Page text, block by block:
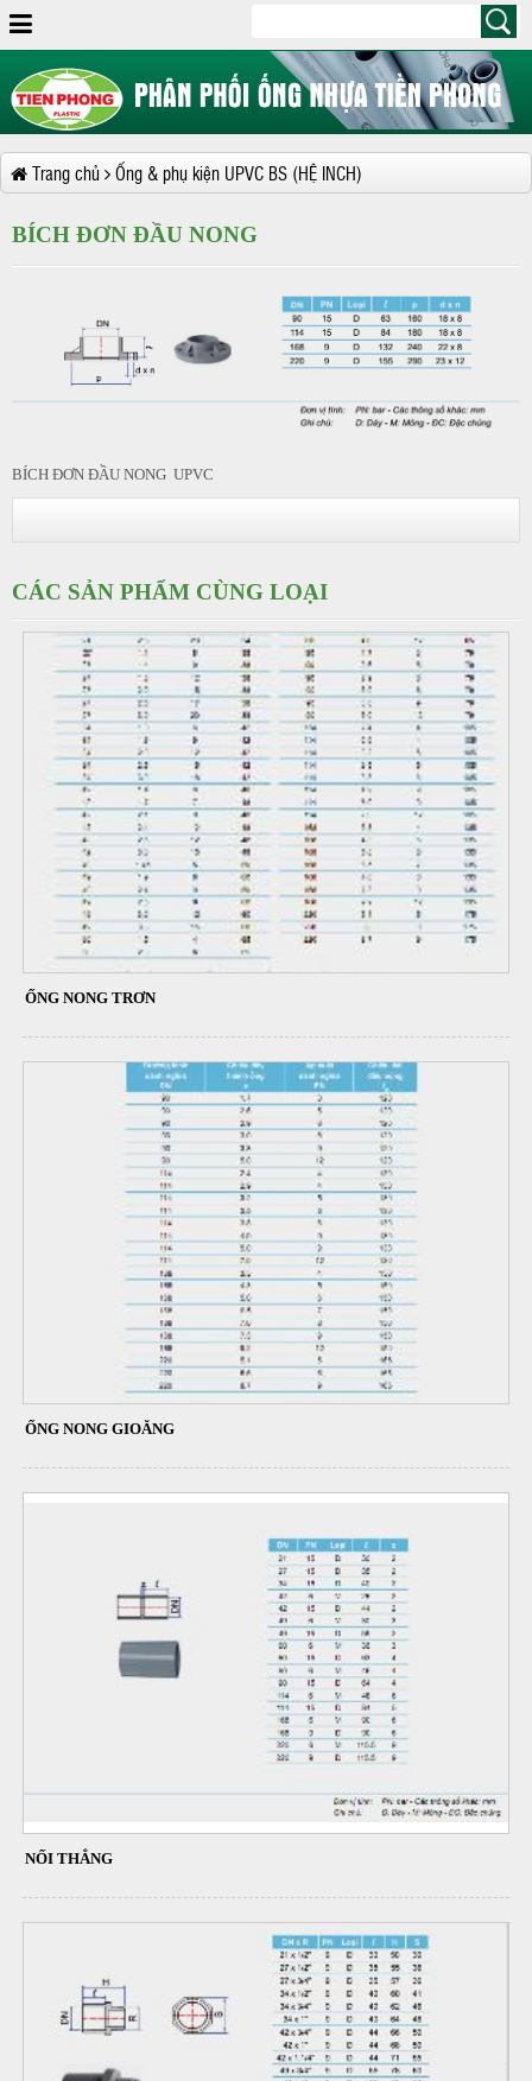
Trang chủ Ống & phụ kiện UPVC BS (HỆ INCH)
BÍCH ĐƠN ĐẦU NONG
BÍCH ĐƠN ĐẦU NONG UPVC
CÁC SẢN PHẨM CÙNG LOẠI
ỐNG NONG TRƠN
ỐNG NONG GIOĂNG
NỐI THẲNG